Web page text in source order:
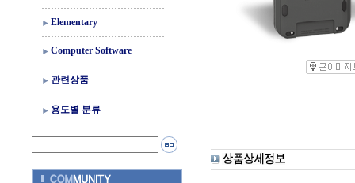
Elementary
Computer Software
관련상품
용도별 분류